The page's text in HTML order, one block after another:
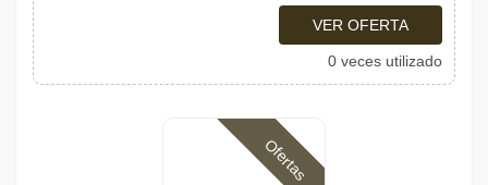
VER OFERTA
0 veces utilizado
Ofertas